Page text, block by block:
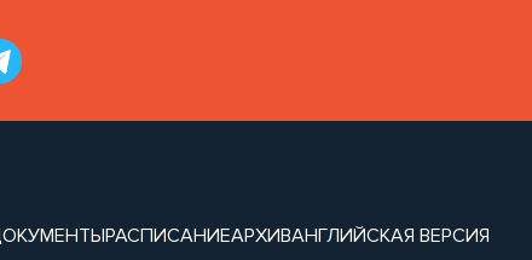
РАСПИСАНИЕАРХИВАНГЛИЙСКАЯ ВЕРСИЯ